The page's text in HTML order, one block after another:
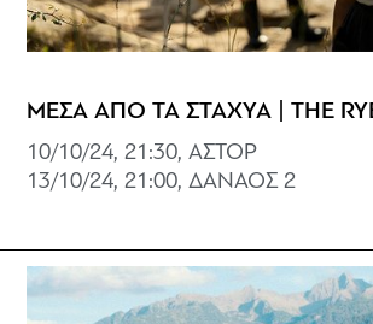
ΜΕΣΑ ΑΠΟ ΤΑ ΣΤΑΧΥΑ | THE
10/10/24, 21:30, ΑΣΤΟΡ
13/10/24, 21:00, ΔΑΝΑΟΣ 2